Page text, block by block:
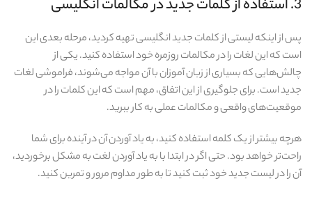
3. استفاده از کلمات جدید در مکالمات انگلیسی
پس از اینکه لیستی از کلمات جدید انگلیسی تهیه کردید، مرحله بعدی این
است که این لغات را در مکالمات روزمره خود استفاده کنید. یکی از
چالش‌هایی که بسیاری از زبان‌ آموزان با آن مواجه می‌شوند، فراموشی لغات
جدید است. برای جلوگیری از این اتفاق، مهم است که این کلمات را در
موقعیت‌های واقعی و مکالمات عملی به کار ببرید.
هرچه بیشتر از یک کلمه استفاده کنید، به یاد آوردن آن در آینده برای شما
راحت‌تر خواهد بود. حتی اگر در ابتدا با به یاد آوردن لغت به مشکل برخوردید،
آن را در لیست جدید خود ثبت کنید تا به طور مداوم مرور و تمرین کنید.